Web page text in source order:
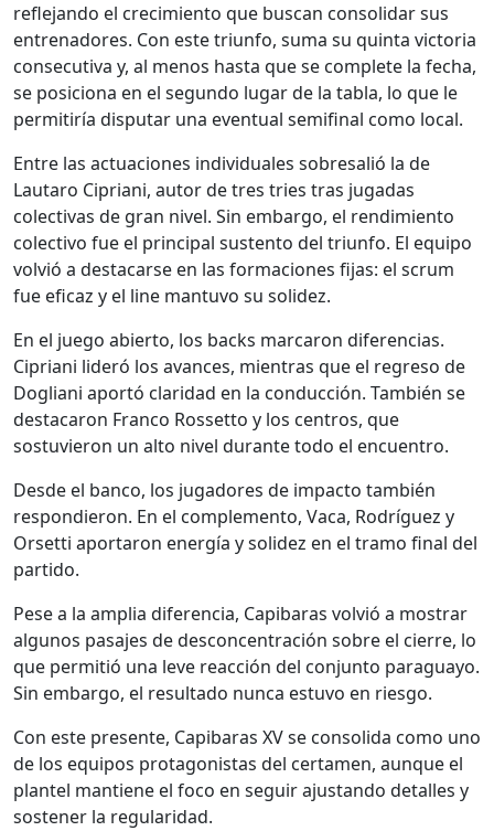
reflejando el crecimiento que buscan consolidar sus
entrenadores. Con este triunfo, suma su quinta victoria
consecutiva y, al menos hasta que se complete la fecha,
se posiciona en el segundo lugar de la tabla, lo que le
permitiría disputar una eventual semifinal como local.
Entre las actuaciones individuales sobresalió la de
Lautaro Cipriani, autor de tres tries tras jugadas
colectivas de gran nivel. Sin embargo, el rendimiento
colectivo fue el principal sustento del triunfo. El equipo
volvió a destacarse en las formaciones fijas: el scrum
fue eficaz y el line mantuvo su solidez.
En el juego abierto, los backs marcaron diferencias.
Cipriani lideró los avances, mientras que el regreso de
Dogliani aportó claridad en la conducción. También se
destacaron Franco Rossetto y los centros, que
sostuvieron un alto nivel durante todo el encuentro.
Desde el banco, los jugadores de impacto también
respondieron. En el complemento, Vaca, Rodríguez y
Orsetti aportaron energía y solidez en el tramo final del
partido.
Pese a la amplia diferencia, Capibaras volvió a mostrar
algunos pasajes de desconcentración sobre el cierre, lo
que permitió una leve reacción del conjunto paraguayo.
Sin embargo, el resultado nunca estuvo en riesgo.
Con este presente, Capibaras XV se consolida como uno
de los equipos protagonistas del certamen, aunque el
plantel mantiene el foco en seguir ajustando detalles y
sostener la regularidad.